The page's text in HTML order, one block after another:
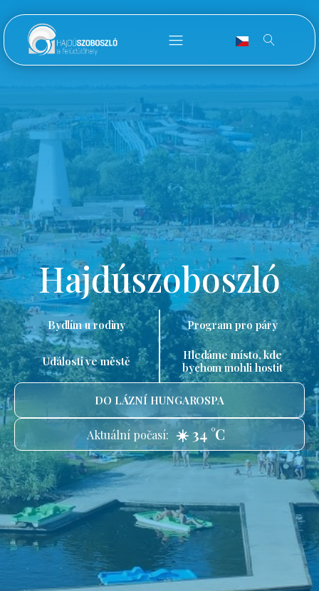
Hajdúszoboszló
Bydlím u rodiny Program pro páry
Události ve městě
Hledáme místo, kde
bychom mohli hostit
DO LÁZNÍ HUNGAROSPA
Aktuální počasí: ☀️ 34 °C